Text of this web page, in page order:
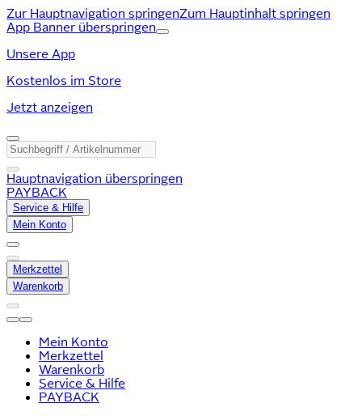
Zur Hauptnavigation springenZum Hauptinhalt springen
App Banner überspringen
Unsere App
Kostenlos im Store
Jetzt anzeigen
Hauptnavigation überspringen
PAYBACK
Service & Hilfe
Mein Konto
Merkzettel
Warenkorb
Mein Konto
Merkzettel
Warenkorb
Service & Hilfe
PAYBACK